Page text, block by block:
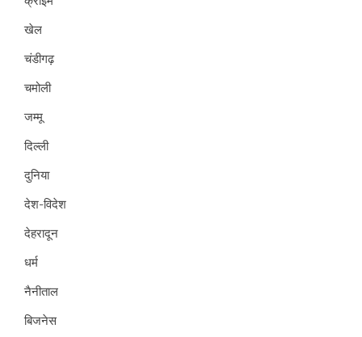
खेल
चंडीगढ़
चमोली
जम्मू
दिल्ली
दुनिया
देश-विदेश
देहरादून
धर्म
नैनीताल
बिजनेस